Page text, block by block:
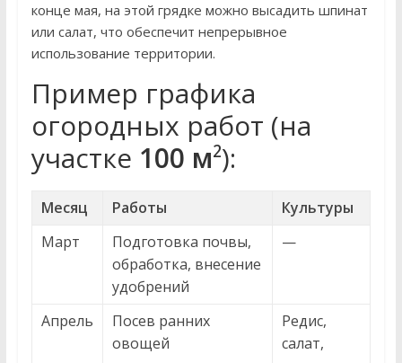
конце мая, на этой грядке можно высадить шпинат
или салат, что обеспечит непрерывное
использование территории.
Пример графика
огородных работ (на
участке 100 м²):
Месяц Работы
Культуры
Март
Подготовка почвы,
обработка, внесение
удобрений
—
Апрель
Посев ранних
овощей
Редис,
салат,